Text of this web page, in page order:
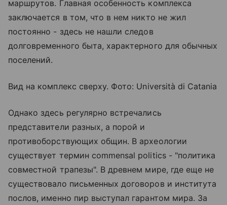
маршрутов. Главная особенность комплекса
заключается в том, что в нем никто не жил
постоянно - здесь не нашли следов
долговременного быта, характерного для обычных
поселений.
Вид на комплекс сверху. Фото: Università di Catania
Однако здесь регулярно встречались
представители разных, а порой и
противоборствующих общин. В археологии
существует термин commensal politics - "политика
совместной трапезы". В древнем мире, где еще не
существовало письменных договоров и института
послов, именно пир выступал гарантом мира. За